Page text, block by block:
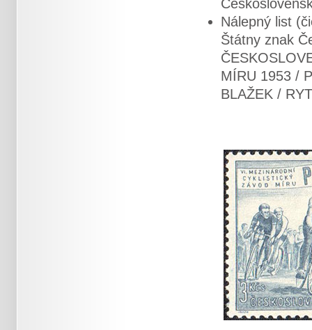
Nálepný list
Štátny znak
MÍRU 1953 /
BLAŽEK /